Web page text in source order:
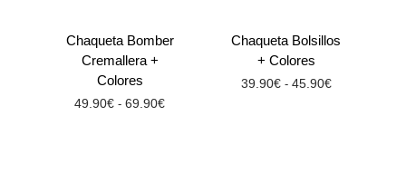
Chaqueta Bomber
Cremallera +
Colores
49.90€ - 69.90€
Chaqueta Bolsillos
+ Colores
39.90€ - 45.90€